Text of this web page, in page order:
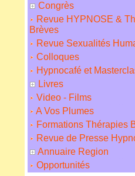
Congrès
Revue HYPNOSE &
Brèves
Revue Sexualités
Colloques
Hypnocafé et
Livres
Video - Films
A Vos Plumes
Formations Thérapies
Revue de Presse
Annuaire Region
Opportunités